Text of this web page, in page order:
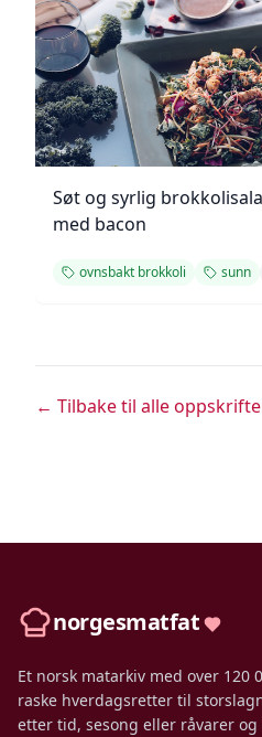
Søt og syrlig
med bacon
ovnsbakt brokkoli sunn
← Tilbake til alle
norgesmatfat
Et norsk matarkiv med over
raske hverdagsretter til
etter tid, sesong eller råvarer